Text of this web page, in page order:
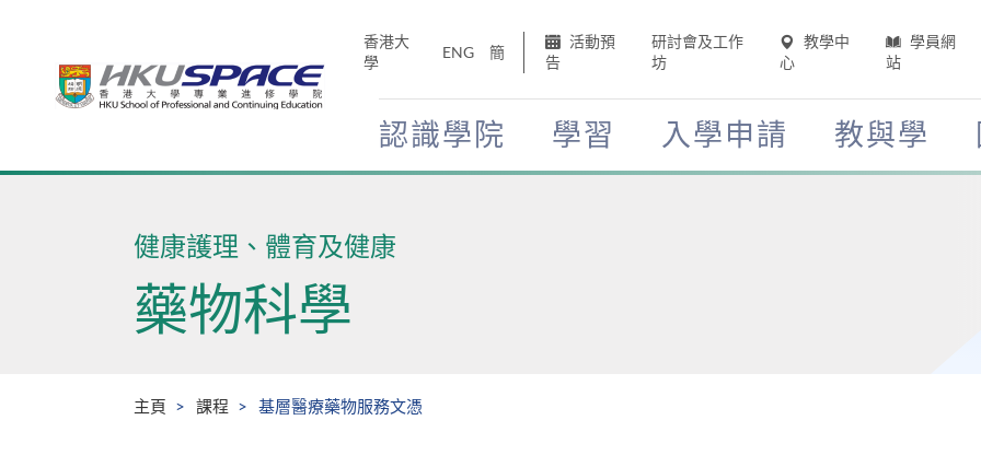
香港大
學
ENG 簡
活動預
告
研討會及工作
坊
教學中
心
學員網
站
認識學院 學習 入學申請 教與學
Main
健康護理、體育及健康
藥物科學
主頁 課程 基層醫療藥物服務文憑